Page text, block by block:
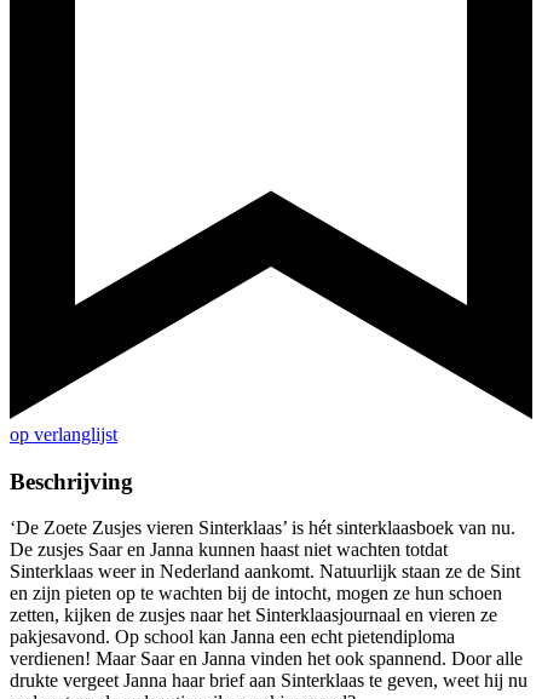
op verlanglijst
Beschrijving
‘De Zoete Zusjes vieren Sinterklaas’ is hét sinterklaasboek van nu.
De zusjes Saar en Janna kunnen haast niet wachten totdat
Sinterklaas weer in Nederland aankomt. Natuurlijk staan ze de Sint
en zijn pieten op te wachten bij de intocht, mogen ze hun schoen
zetten, kijken de zusjes naar het Sinterklaasjournaal en vieren ze
pakjesavond. Op school kan Janna een echt pietendiploma
verdienen! Maar Saar en Janna vinden het ook spannend. Door alle
drukte vergeet Janna haar brief aan Sinterklaas te geven, weet hij nu